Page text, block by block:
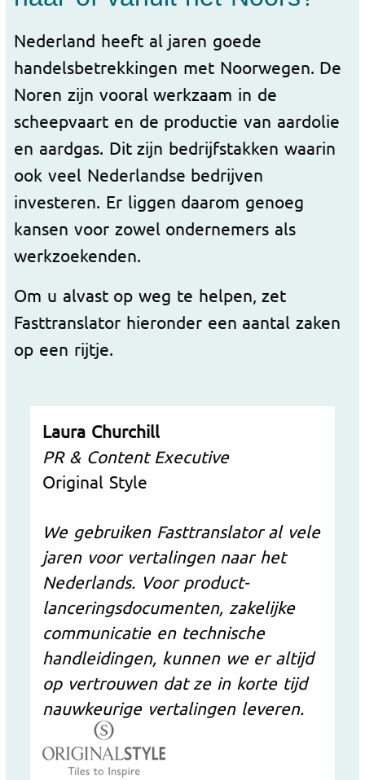
Nederland heeft al jaren goede
handelsbetrekkingen met Noorwegen. De
Noren zijn vooral werkzaam in de
scheepvaart en de productie van aardolie
en aardgas. Dit zijn bedrijfstakken waarin
ook veel Nederlandse bedrijven
investeren. Er liggen daarom genoeg
kansen voor zowel ondernemers als
werkzoekenden.
Om u alvast op weg te helpen, zet
Fasttranslator hieronder een aantal zaken
op een rijtje.
Laura Churchill
PR & Content Executive
Original Style
We gebruiken Fasttranslator al vele
jaren voor vertalingen naar het
Nederlands. Voor product­
lancerings­documenten, zakelijke
communicatie en technische
handleidingen, kunnen we er altijd
op vertrouwen dat ze in korte tijd
nauwkeurige vertalingen leveren.